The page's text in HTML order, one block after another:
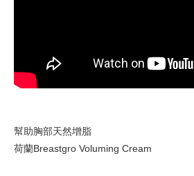
幫助胸部天然增脂
荷蘭Breastgro Voluming Cream